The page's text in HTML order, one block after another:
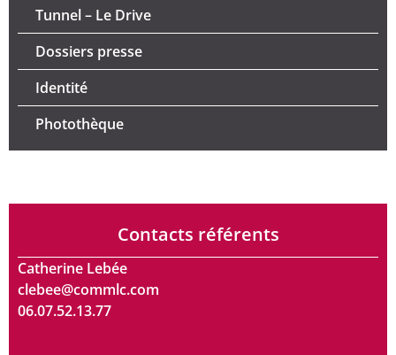
Tunnel – Le Drive
Dossiers presse
Identité
Photothèque
Contacts référents
Catherine Lebée
clebee@commlc.com
06.07.52.13.77